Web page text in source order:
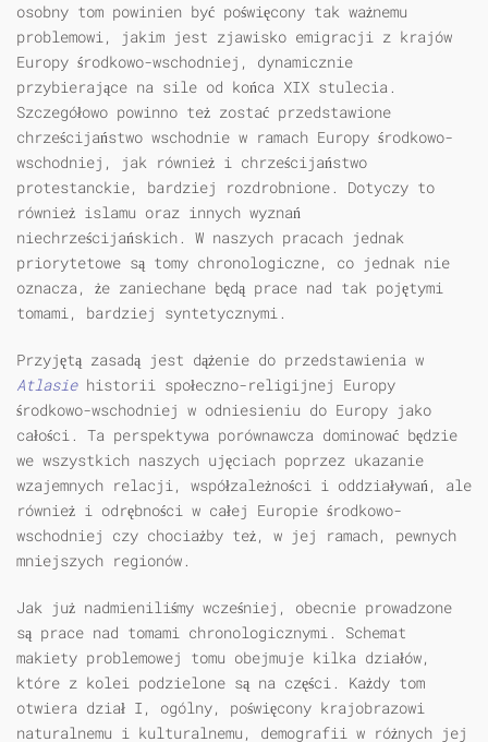
osobny tom powinien być poświęcony tak ważnemu
problemowi, jakim jest zjawisko emigracji z krajów
Europy środkowo-wschodniej, dynamicznie
przybierające na sile od końca XIX stulecia.
Szczegółowo powinno też zostać przedstawione
chrześcijaństwo wschodnie w ramach Europy środkowo-
wschodniej, jak również i chrześcijaństwo
protestanckie, bardziej rozdrobnione. Dotyczy to
również islamu oraz innych wyznań
niechrześcijańskich. W naszych pracach jednak
priorytetowe są tomy chronologiczne, co jednak nie
oznacza, że zaniechane będą prace nad tak pojętymi
tomami, bardziej syntetycznymi.
Przyjętą zasadą jest dążenie do przedstawienia w
Atlasiehistorii społeczno-religijnej Europy
środkowo-wschodniej w odniesieniu do Europy jako
całości. Ta perspektywa porównawcza dominować będzie
we wszystkich naszych ujęciach poprzez ukazanie
wzajemnych relacji, współzależności i oddziaływań, ale
również i odrębności w całej Europie środkowo-
wschodniej czy chociażby też, w jej ramach, pewnych
mniejszych regionów.
Jak już nadmieniliśmy wcześniej, obecnie prowadzone
są prace nad tomami chronologicznymi. Schemat
makiety problemowej tomu obejmuje kilka działów,
które z kolei podzielone są na części. Każdy tom
otwiera dział I, ogólny, poświęcony krajobrazowi
naturalnemu i kulturalnemu, demografii w różnych jej